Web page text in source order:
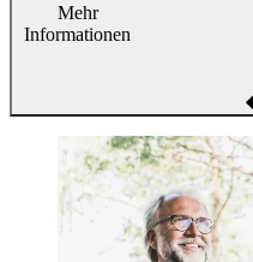
Mehr
Informationen